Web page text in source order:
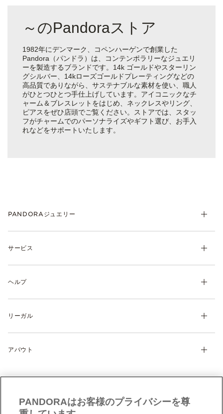
～のPandoraストア
1982年にデンマーク、コペンハーゲンで創業した
Pandora（パンドラ）は、コンテンポラリーなジュエリ
ーを製造するブランドです。14k ゴールドやスターリン
グシルバー、14kローズゴールドプレーティングなどの
高品質でありながら、サステナブルな素材を使い、職人
がひとつひとつ手仕上げしています。アイコニックなチ
ャーム＆ブレスレットをはじめ、ネックレスやリング、
ピアスをぜひ店頭でご覧ください。ストアでは、スタッ
フがチャームでのパーソナライズやギフト選び、お手入
れなどをサポートいたします。
PANDORAジュエリー
ブレスレット
リング
サービス
注文履歴
ウィッシュリスト
ヘルプ
配送について
返品・交換について
リーガル
特定商取引に関する法律に基づく表示
クッキーポリシー
データ保護フォーム（英文）
アバウト
店舗検索
採用情報
PANDORAはお客様のプライバシーを尊